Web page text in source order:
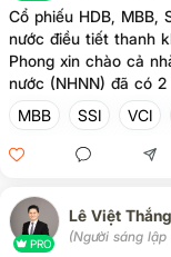
Cổ phiếu HDB, MBB,
nước điều tiết thanh
Phong xin chào cả
nước (NHNN) đã có
suất liên ngân hàng
động này làm xoa
kinh tế. Về lâu dài,
kinh tế 10%/năm
câu hỏi mà nhiều A/
MBB SSI VCI
PRO
Lê Việt Thắng
(Người sáng